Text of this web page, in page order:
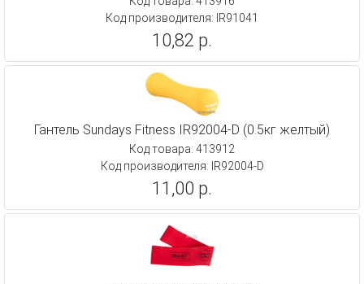
Код производителя: IR91041
10,82 р.
Гантель Sundays Fitness IR92004-D (0.5кг желтый)
Код товара: 413912
Код производителя: IR92004-D
11,00 р.